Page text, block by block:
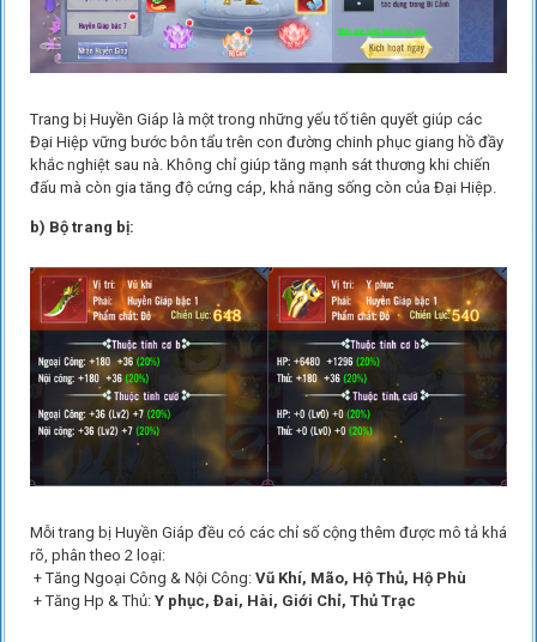
Trang bị Huyền Giáp là một trong những yếu tố tiên quyết giúp các
Đại Hiệp vững bước bôn tẩu trên con đường chinh phục giang hồ đầy
khắc nghiệt sau nà. Không chỉ giúp tăng mạnh sát thương khi chiến
đấu mà còn gia tăng độ cứng cáp, khả năng sống còn của Đại Hiệp.
b) Bộ trang bị:
Mỗi trang bị Huyền Giáp đều có các chỉ số cộng thêm được mô tả khá
rõ, phân theo 2 loại:
+ Tăng Ngoại Công & Nội Công: Vũ Khí, Mão, Hộ Thủ, Hộ Phù
+ Tăng Hp & Thủ: Y phục, Đai, Hài, Giới Chỉ, Thủ Trạc